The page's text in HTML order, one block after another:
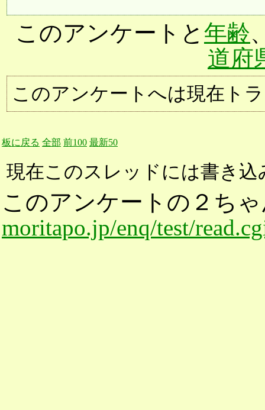
このアンケートと 年齢
道府
このアンケートへは現在ト
板に戻る 全部 前100 最新50
現在このスレッドには書き
このアンケートの２ち
moritapo.jp/enq/test/